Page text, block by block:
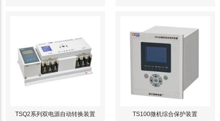
TSQ2系列双电源自动转换装置 TS100微机综合保护装置